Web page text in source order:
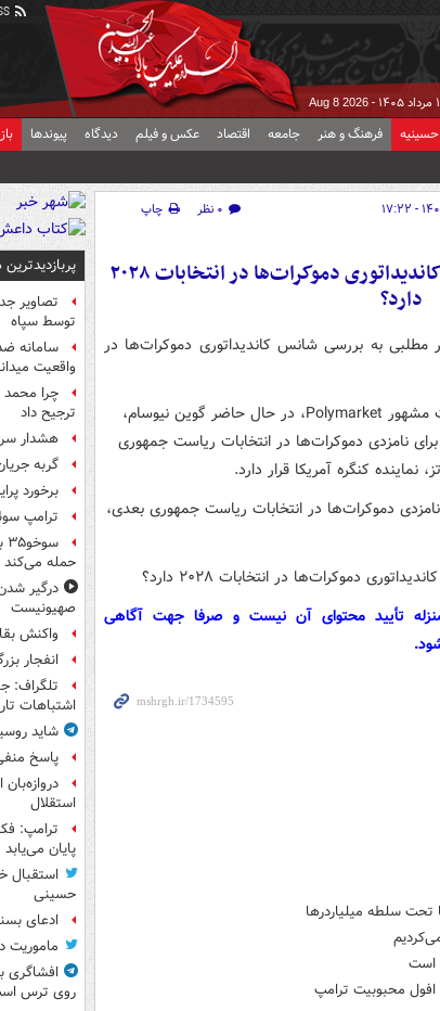
Aug 8 2026
حسینیه فرهنگ و هنر جامعه اقتصاد عکس و فیلم دیدگاه پیوندها
۰ نظر
چاپ
چه کسی بیشترین شانس را برای کاندیداتوری دموکرات‌ها در انتخابات ۲۰۲۸
دارد؟
در مطلبی به بررسی شانس کاندیداتوری دموکرات‌ها در
بر اساس آخرین شرط‌بندی‌ها در وب سایت مشهور Polymarket، در حال حاضر گوین نیوسام،
نامزدی دموکرات‌ها در انتخابات ریاست جمهوری
نماینده کنگره آمریکا قرار دارد.
با ۵% شانس برای نامزدی دموکرات‌ها در انتخابات ریاست جمهوری بعدی،
تأیید محتوای آن نیست و صرفا جهت آگاهی
تحت سلطه میلیاردرها
است
پربازدیدترین
تصاویر
توسط سپاه
سامانه
واقعیت
چرا محمد
ترجیح داد
هشدار
گربه
برخورد پراید با
ترامپ
حمله می‌کند
درگیر
صهیونیست
واکنش
انفجار
تلگراف:
اشتباهات
شاید
پاسخ
استقلال
ترامپ:
پایان می‌یابد
استقبال
حسینی
ادعای
ماموریت
افشاگری
روی ترس